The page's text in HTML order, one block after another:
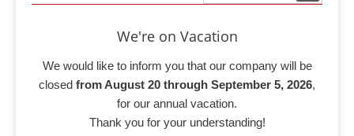
We're on Vacation
We would like to inform you that our company will be
closed from August 20 through September 5, 2026,
for our annual vacation.
Thank you for your understanding!